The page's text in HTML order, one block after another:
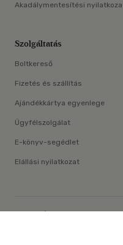
Akadálymentesítési
Szolgáltatás
Boltkereső
Fizetés és szállítás
Ajándékkártya egyenlege
Ügyfélszolgálat
E-könyv-segédlet
Elállási nyilatkozat